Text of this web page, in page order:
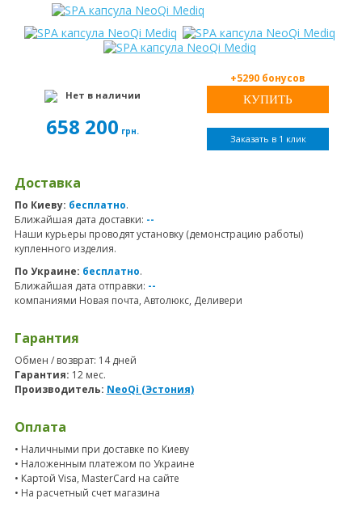
Нет в наличии
658 200 грн.
+5290 бонусов
Заказать в 1 клик
Доставка
По Киеву: бесплатно.
Ближайшая дата доставки: --
Наши курьеры проводят установку (демонстрацию работы)
купленного изделия.
По Украине: бесплатно.
Ближайшая дата отправки: --
компаниями Новая почта, Автолюкс, Деливери
Гарантия
Обмен / возврат: 14 дней
Гарантия: 12 мес.
Производитель: NeoQi (Эстония)
Оплата
• Наличными при доставке по Киеву
• Наложенным платежом по Украине
• Картой Visa, MasterCard на сайте
• На расчетный счет магазина